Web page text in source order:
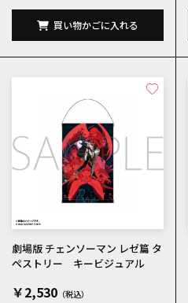
買い物かごに入れる
劇場版 チェンソーマン レゼ篇 タ
ペストリー キービジュアル
￥2,530